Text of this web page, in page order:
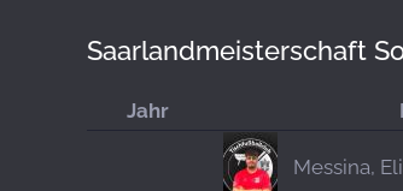
Saarlandmeisterschaft
Jahr
Messina,